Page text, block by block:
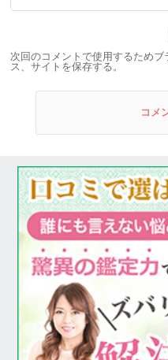
次回のコメントで使用するため
ス、サイトを保存する。